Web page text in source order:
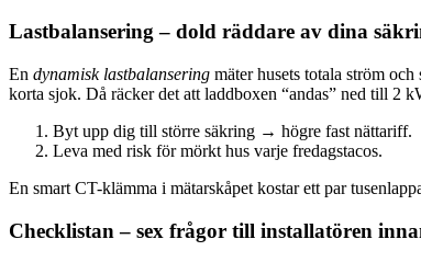
Lastbalansering – dold räddare av dina
En dynamisk lastbalansering mäter husets totala ström
korta sjok. Då räcker det att laddboxen “andas” ned till 2
Byt upp dig till större säkring → högre fast nättariff.
Leva med risk för mörkt hus varje fredagstacos.
En smart CT-klämma i mätarskåpet kostar ett par
Checklistan – sex frågor till installatören